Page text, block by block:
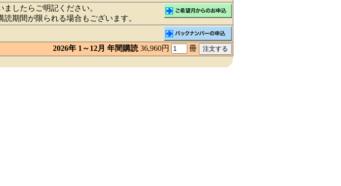
したらご明記ください。
期間が限られる場合もございます。
2026年 1～12月 年間購読36,960円 冊